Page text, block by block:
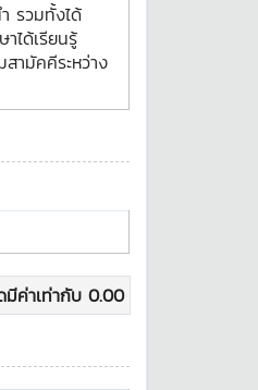
รวมทั้งได้
ได้เรียนรู้
ามัคคีระหว่าง
มีค่าเท่ากับ 0.00